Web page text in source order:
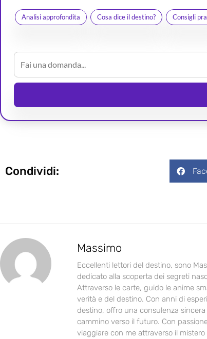
Analisi approfondita Cosa dice il destino? Consigli
Condividi:
Massimo
Eccellenti lettori del destino, sono
dedicato alla scoperta dei segreti
Attraverso le carte, guido le anime
verità e del destino. Con anni di
destino, offro una consulenza
cammino verso il futuro. Con
viaggiare con me attraverso il